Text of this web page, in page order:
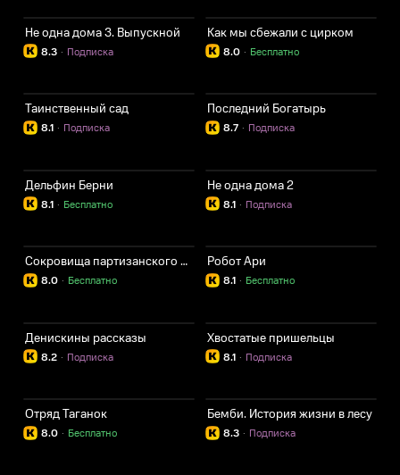
Не одна дома 3. Выпускной
8.3 Подписка
·
Как мы сбежали с цирком
8.0 Бесплатно
·
Таинственный сад
8.1 Подписка
·
Последний Богатырь
8.7 Подписка
·
Дельфин Берни
8.1 Бесплатно
·
Не одна дома 2
8.1 Подписка
·
Сокровища партизанского леса
8.0 Бесплатно
·
Робот Ари
8.1 Бесплатно
·
Денискины рассказы
8.2 Подписка
·
Хвостатые пришельцы
8.1 Подписка
·
Отряд Таганок
8.0 Бесплатно
·
Бемби. История жизни в лесу
8.3 Подписка
·